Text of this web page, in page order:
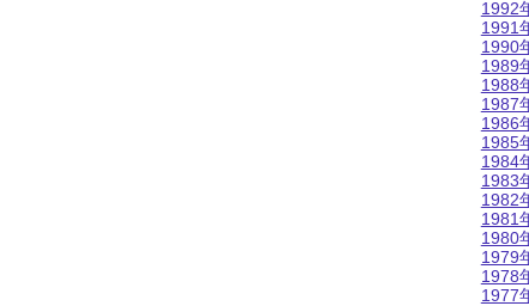
1992
1991
1990
1989
1988
1987
1986
1985
1984
1983
1982
1981
1980
1979
1978
1977